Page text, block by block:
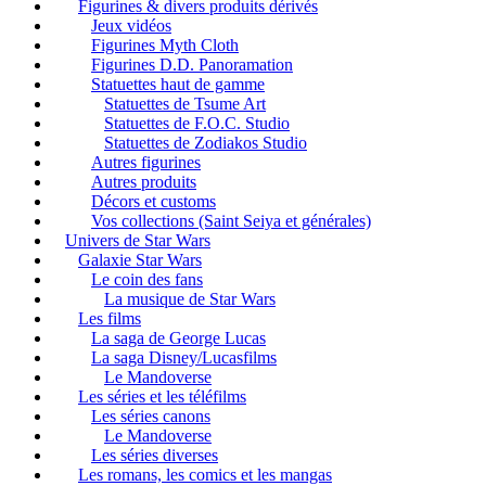
Figurines & divers produits dérivés
Jeux vidéos
Figurines Myth Cloth
Figurines D.D. Panoramation
Statuettes haut de gamme
Statuettes de Tsume Art
Statuettes de F.O.C. Studio
Statuettes de Zodiakos Studio
Autres figurines
Autres produits
Décors et customs
Vos collections (Saint Seiya et générales)
Univers de Star Wars
Galaxie Star Wars
Le coin des fans
La musique de Star Wars
Les films
La saga de George Lucas
La saga Disney/Lucasfilms
Le Mandoverse
Les séries et les téléfilms
Les séries canons
Le Mandoverse
Les séries diverses
Les romans, les comics et les mangas